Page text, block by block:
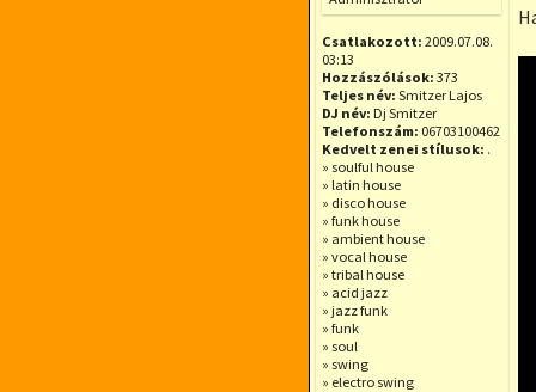
Csatlakozott: 2009.07.08.
03:13
Hozzászólások: 373
Teljes név: Smitzer Lajos
DJ név: Dj Smitzer
Telefonszám: 06703100462
Kedvelt zenei stílusok: .
» soulful house
» latin house
» disco house
» funk house
» ambient house
» vocal house
» tribal house
» acid jazz
» jazz funk
» funk
» soul
» swing
» electro swing